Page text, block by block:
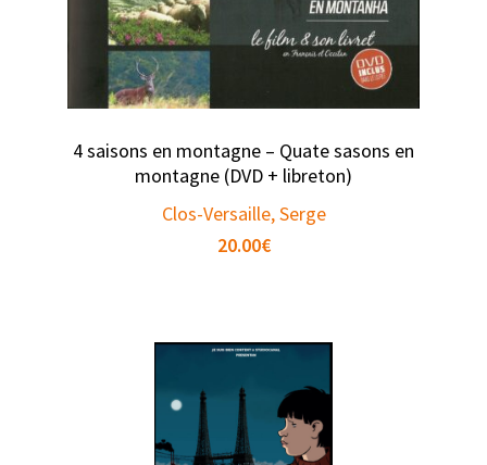
4 saisons en montagne – Quate sasons en
montagne (DVD + libreton)
Clos-Versaille, Serge
20.00€